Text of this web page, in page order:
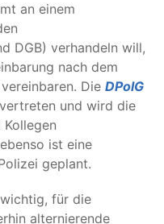
an einem
DGB) verhandeln will,
nach dem
Die DPolG
und wird die
Kollegen
ist eine
geplant.
für die
alternierende